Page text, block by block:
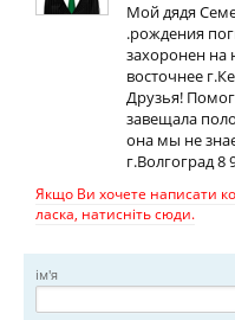
Мой дядя
.рождения
захоронен
восточнее
Друзья!
завещала
она мы не
г.Волгоград 8
Якщо Ви хочете написати
ласка, натисніть сюди.
ім'я